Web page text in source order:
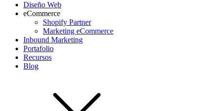
Diseño Web
eCommerce
Shopify Partner
Marketing eCommerce
Inbound Marketing
Portafolio
Recursos
Blog